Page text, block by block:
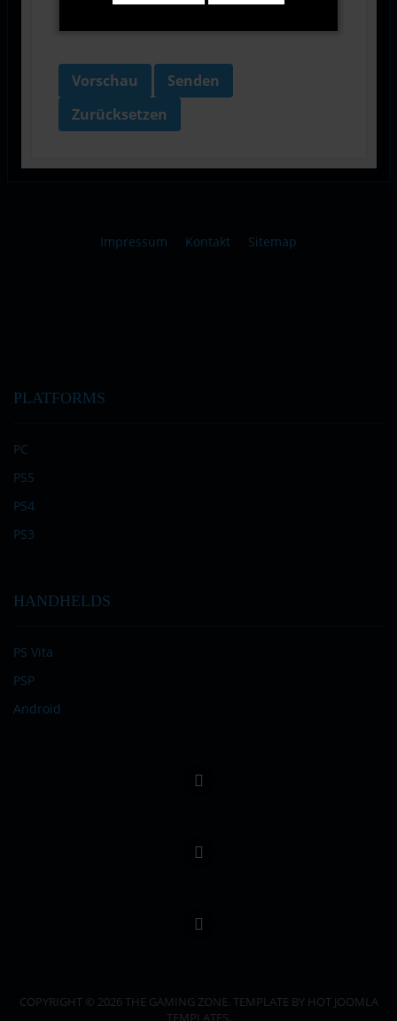
Vorschau
Senden
Zurücksetzen
Impressum Kontakt Sitemap
PLATFORMS
PC
PS5
PS4
PS3
HANDHELDS
PS Vita
PSP
Android
COPYRIGHT © 2026 THE GAMING ZONE. TEMPLATE BY HOT JOOMLA
TEMPLATES.